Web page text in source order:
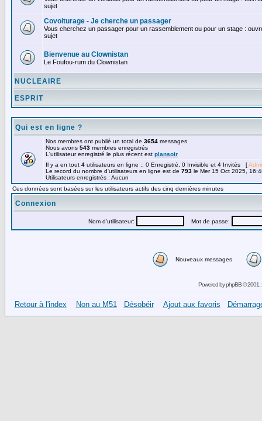
sujet
Covoiturage - Je cherche un passager
Vous cherchez un passager pour un rassemblement ou pour un stage :
sujet
Bienvenue au Clownistan
Le Foufou-rum du Clownistan
NUCLEAIRE
ESPRIT
Qui est en ligne ?
Nos membres ont publié un total de 3654 messages
Nous avons 543 membres enregistrés
L'utilisateur enregistré le plus récent est plansoir
Il y a en tout 4 utilisateurs en ligne :: 0 Enregistré, 0 Invisible et 4 Invités [
Le record du nombre d'utilisateurs en ligne est de 793 le Mer 15 Oct 2025,
Utilisateurs enregistrés : Aucun
Ces données sont basées sur les utilisateurs actifs des cinq dernières minutes
Connexion
Nom d'utilisateur: Mot de passe:
Nouveaux messages
Powered byphpBB© 2001,
Retour à l'index Non au M51 Désobéir Ajout aux favoris